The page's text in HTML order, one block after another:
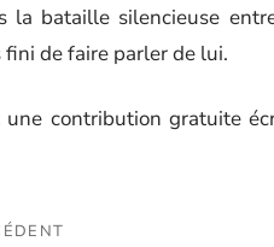
la bataille silencieuse
fini de faire parler de lui.
une contribution gratuite